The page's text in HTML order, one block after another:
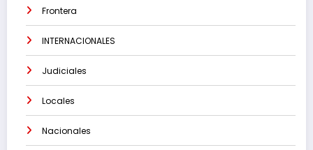
Frontera
INTERNACIONALES
Judiciales
Locales
Nacionales